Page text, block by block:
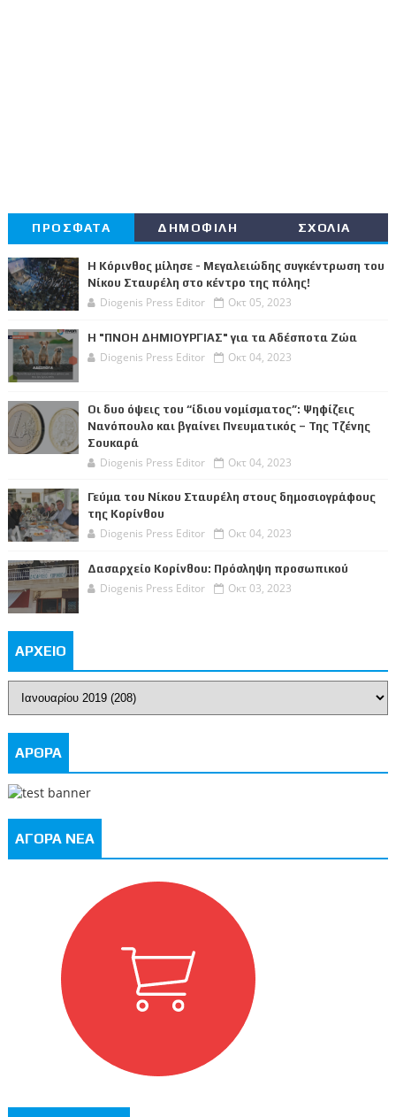
ΠΡΟΣΦΑΤΑ ΔΗΜΟΦΙΛΗ ΣΧΟΛΙΑ
Η Κόρινθος μίλησε - Μεγαλειώδης συγκέντρωση του
Νίκου Σταυρέλη στο κέντρο της πόλης!
Diogenis Press Editor Οκτ 05, 2023
Η "ΠΝΟΗ ΔΗΜΙΟΥΡΓΙΑΣ" για τα Αδέσποτα Ζώα
Diogenis Press Editor Οκτ 04, 2023
Οι δυο όψεις του “ίδιου νομίσματος”: Ψηφίζεις
Νανόπουλο και βγαίνει Πνευματικός – Της Τζένης
Σουκαρά
Diogenis Press Editor Οκτ 04, 2023
Γεύμα του Νίκου Σταυρέλη στους δημοσιογράφους
της Κορίνθου
Diogenis Press Editor Οκτ 04, 2023
Δασαρχείο Κορίνθου: Πρόσληψη προσωπικού
Diogenis Press Editor Οκτ 03, 2023
ΑΡΧΕΙΟ
ΑΡΘΡΑ
ΑΓΟΡΑ ΝΕΑ